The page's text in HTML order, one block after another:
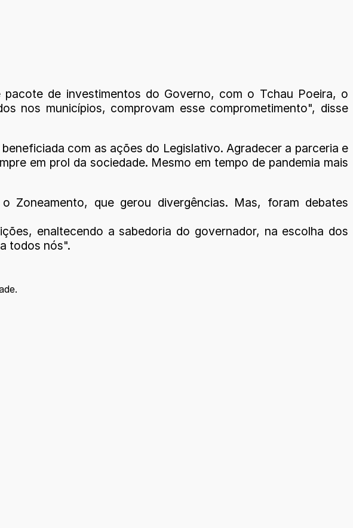
de investimentos do Governo, com o Tchau Poeira, o
nos municípios, comprovam esse comprometimento", disse
com as ações do Legislativo. Agradecer a parceria e
em prol da sociedade. Mesmo em tempo de pandemia mais
Zoneamento, que gerou divergências. Mas, foram debates
enaltecendo a sabedoria do governador, na escolha dos
todos nós".